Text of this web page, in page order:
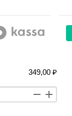
349,00 ₽